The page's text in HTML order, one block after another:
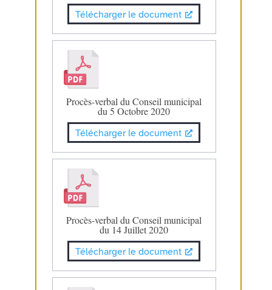
Télécharger le document
Procès-verbal du Conseil municipal
du 5 Octobre 2020
Télécharger le document
Procès-verbal du Conseil municipal
du 14 Juillet 2020
Télécharger le document